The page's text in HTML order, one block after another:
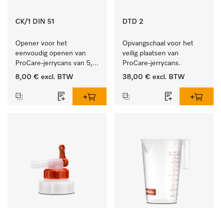
CK/1 DIN 51
Opener voor het
eenvoudig openen van
ProCare-jerrycans van 5,
10 en 20 l.
8,00 € excl. BTW
DTD 2
Opvangschaal voor het
veilig plaatsen van
ProCare-jerrycans.
38,00 € excl. BTW